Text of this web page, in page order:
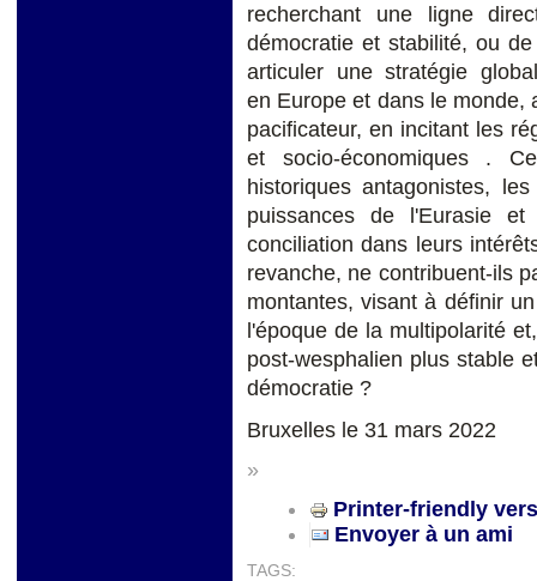
recherchant une ligne
démocratie et stabilité, ou
articuler une stratégie
en Europe et dans le
pacificateur, en incitant les
et socio-économiques .
historiques antagonistes,
puissances de l'Eurasie
conciliation dans leurs
revanche, ne contribuent-ils
montantes, visant à définir
l'époque de la multipolarité
post-wesphalien plus stable
démocratie ?
Bruxelles le 31 mars 2022
»
Printer-friendly
Envoyer à un ami
TAGS: